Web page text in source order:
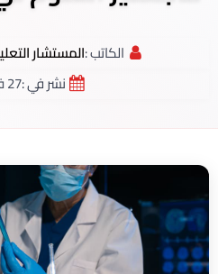
الكاتب :المستشار
نشر في :27 فبراير 2026